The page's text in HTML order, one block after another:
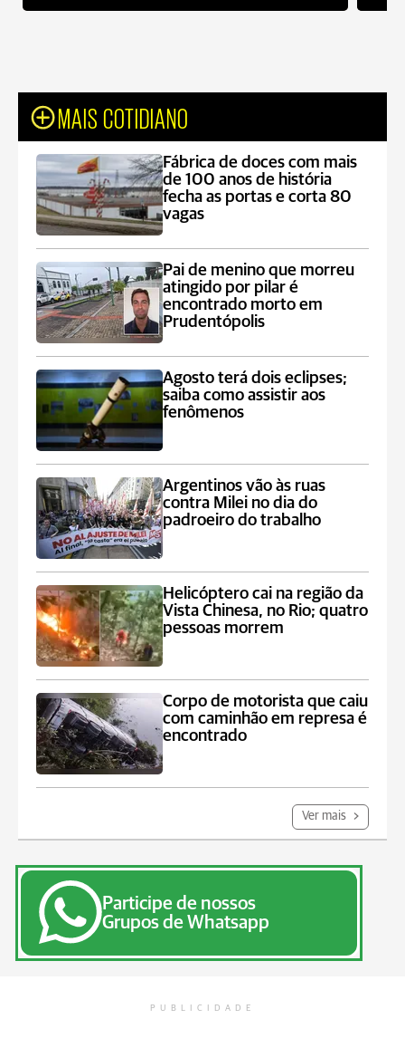
MAIS COTIDIANO
Fábrica de doces com mais
de 100 anos de história
fecha as portas e corta 80
vagas
Pai de menino que morreu
atingido por pilar é
encontrado morto em
Prudentópolis
Agosto terá dois eclipses;
saiba como assistir aos
fenômenos
Argentinos vão às ruas
contra Milei no dia do
padroeiro do trabalho
Helicóptero cai na região da
Vista Chinesa, no Rio; quatro
pessoas morrem
Corpo de motorista que caiu
com caminhão em represa é
encontrado
Ver mais
Participe de nossos
Grupos de Whatsapp
PUBLICIDADE